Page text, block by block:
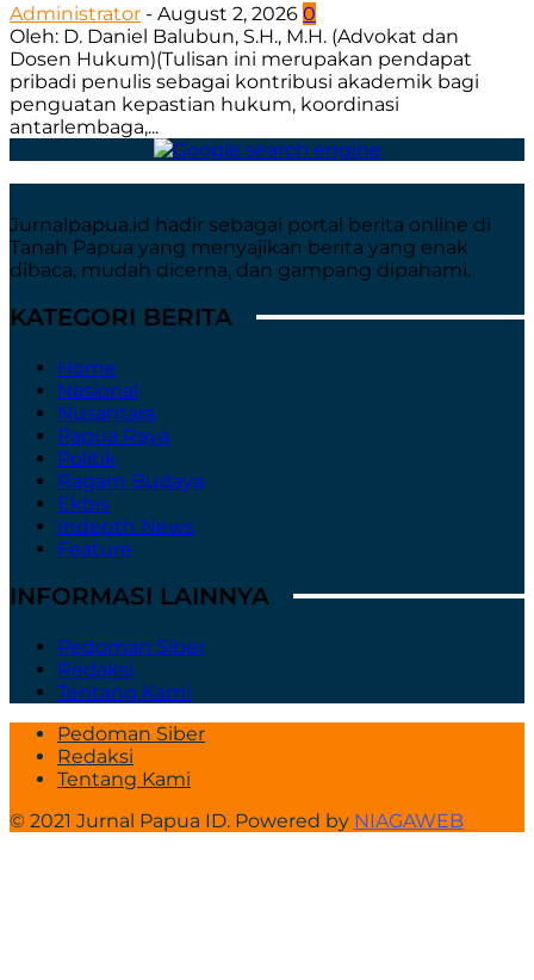
Administrator - August 2, 2026 0
Oleh: D. Daniel Balubun, S.H., M.H. (Advokat dan
Dosen Hukum)(Tulisan ini merupakan pendapat
pribadi penulis sebagai kontribusi akademik bagi
penguatan kepastian hukum, koordinasi
antarlembaga,...
Jurnalpapua.id hadir sebagai portal berita online di
Tanah Papua yang menyajikan berita yang enak
dibaca, mudah dicerna, dan gampang dipahami.
KATEGORI BERITA
Home
Nasional
Nusantara
Papua Raya
Politik
Ragam Budaya
Ekbis
Indepth News
Feature
INFORMASI LAINNYA
Pedoman Siber
Redaksi
Tentang Kami
Pedoman Siber
Redaksi
Tentang Kami
© 2021 Jurnal Papua ID. Powered by NIAGAWEB